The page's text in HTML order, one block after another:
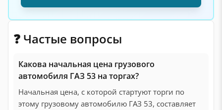
❓ Частые вопросы
Какова начальная цена грузового
автомобиля ГАЗ 53 на торгах?
Начальная цена, с которой стартуют торги по
этому грузовому автомобилю ГАЗ 53, составляет